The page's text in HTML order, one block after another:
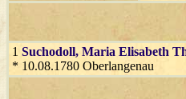
1 Suchodoll, Maria Elisabeth
* 10.08.1780 Oberlangenau